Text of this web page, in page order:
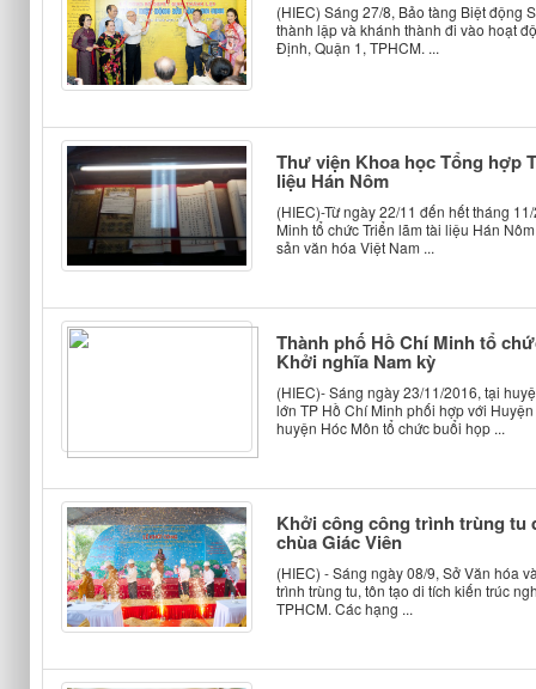
(HIEC) Sáng 27/8, Bảo tàng Biệt động
thành lập và khánh thành đi vào hoạt
Định, Quận 1, TPHCM. ...
Thư viện Khoa học Tổng hợp
liệu Hán Nôm
(HIEC)-Từ ngày 22/11 đến hết tháng
Minh tổ chức Triển lãm tài liệu Hán
sản văn hóa Việt Nam ...
Thành phố Hồ Chí Minh tổ
Khởi nghĩa Nam kỳ
(HIEC)- Sáng ngày 23/11/2016, tại
lớn TP Hồ Chí Minh phối hợp với
huyện Hóc Môn tổ chức buổi họp ...
Khởi công công trình trùng tu
chùa Giác Viên
(HIEC) - Sáng ngày 08/9, Sở Văn hóa
trình trùng tu, tôn tạo di tích kiến trúc
TPHCM. Các hạng ...